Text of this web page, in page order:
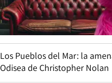
Los Pueblos del Mar: la
Odisea de Christopher Nolan